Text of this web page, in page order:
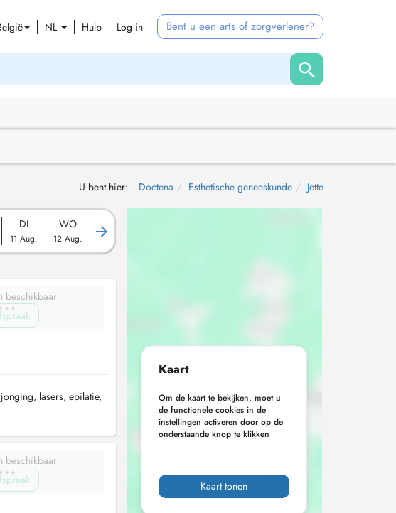
NL Hulp Log in Bent u een arts of zorgverlener?
U bent hier: Doctena Esthetische geneeskunde Jette
DI
11 Aug.
WO
12 Aug.
beschikbaar
lasers, epilatie,
beschikbaar
Kaart
Om de kaart te bekijken, moet u
de functionele cookies in de
instellingen activeren door op de
onderstaande knop te klikken
Kaart tonen